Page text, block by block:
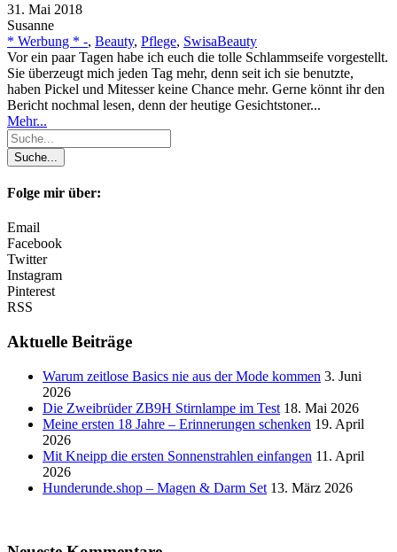
31. Mai 2018
Susanne
* Werbung * -, Beauty, Pflege, SwisaBeauty
Vor ein paar Tagen habe ich euch die tolle Schlammseife vorgestellt.
Sie überzeugt mich jeden Tag mehr, denn seit ich sie benutzte,
haben Pickel und Mitesser keine Chance mehr. Gerne könnt ihr den
Bericht nochmal lesen, denn der heutige Gesichtstoner...
Mehr...
Folge mir über:
Email
Facebook
Twitter
Instagram
Pinterest
RSS
Aktuelle Beiträge
Warum zeitlose Basics nie aus der Mode kommen 3. Juni
2026
Die Zweibrüder ZB9H Stirnlampe im Test 18. Mai 2026
Meine ersten 18 Jahre – Erinnerungen schenken 19. April
2026
Mit Kneipp die ersten Sonnenstrahlen einfangen 11. April
2026
Hunderunde.shop – Magen & Darm Set 13. März 2026